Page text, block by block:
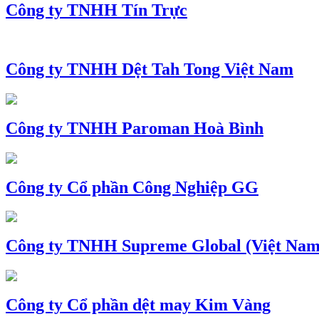
Công ty TNHH Tín Trực
Công ty TNHH Dệt Tah Tong Việt Nam
Công ty TNHH Paroman Hoà Bình
Công ty Cổ phần Công Nghiệp GG
Công ty TNHH Supreme Global (Việt
Công ty Cổ phần dệt may Kim Vàng